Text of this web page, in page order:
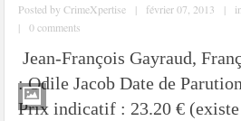
Posted byCrimeXpertise | février 07, 2013 |
|
0 comments
Jean-François Gayraud,
: Odile Jacob Date de
Prix indicatif : 23.20 € (existe